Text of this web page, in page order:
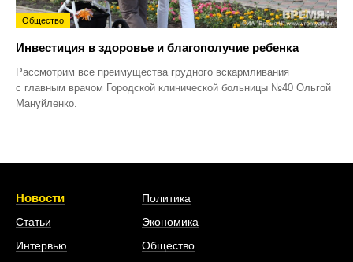
Общество
Инвестиция в здоровье и благополучие ребенка
Рассмотрим все преимущества грудного вскармливания
с главным врачом Городской клинической больницы №40 Ольгой
Мануйленко.
Новости
Статьи
Интервью
Политика
Экономика
Общество